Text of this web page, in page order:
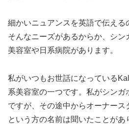
細かいニュアンスを英語で伝える
そんなニーズがあるからか、シン
美容室や日系病院があります。
私がいつもお世話になっている
系美容室の一つです。私がシンガ
ですが、その途中からオーナース
という方の名前は聞いたことがあ